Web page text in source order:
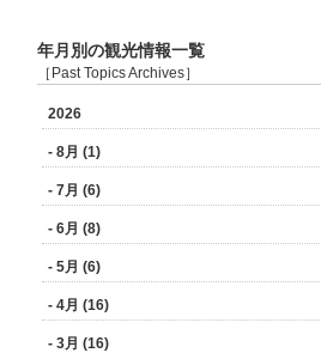
年月別の観光情報一覧
［Past Topics Archives］
2026
- 8月 (1)
- 7月 (6)
- 6月 (8)
- 5月 (6)
- 4月 (16)
- 3月 (16)